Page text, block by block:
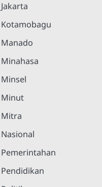
Jakarta
Kotamobagu
Manado
Minahasa
Minsel
Minut
Mitra
Nasional
Pemerintahan
Pendidikan